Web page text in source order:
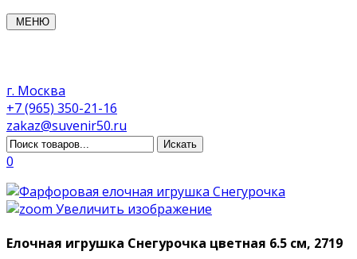
МЕНЮ
г. Москва
+7 (965) 350-21-16
zakaz@suvenir50.ru
0
Увеличить изображение
Елочная игрушка Снегурочка цветная 6.5 см, 2719